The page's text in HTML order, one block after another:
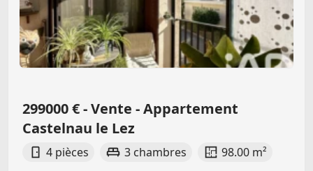
299000 € - Vente - Appartement
Castelnau le Lez
4 pièces 3 chambres
98.00 m²